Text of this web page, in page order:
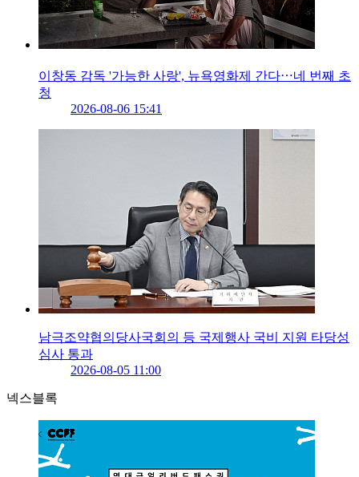
이창동 감독 '가능한 사랑', 뉴욕영화제 간다⋯네 번째 초
청
2026-08-06 15:41
남극조약협의당사국회의 등 국제행사 국비 지원 타당성
심사 통과
2026-08-05 11:00
넥스블록